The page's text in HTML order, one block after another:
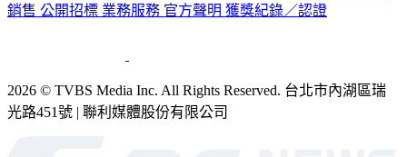
銷售 公開招標 業務服務 官方聲明 獲獎紀錄／認證
2026 © TVBS Media Inc. All Rights Reserved. 台北市內湖區瑞
光路451號 | 聯利媒體股份有限公司